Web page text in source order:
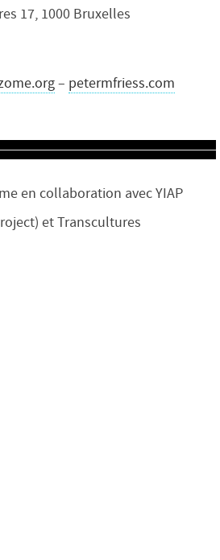
17, 1000 Bruxelles
– petermfriess.com
et Transcultures